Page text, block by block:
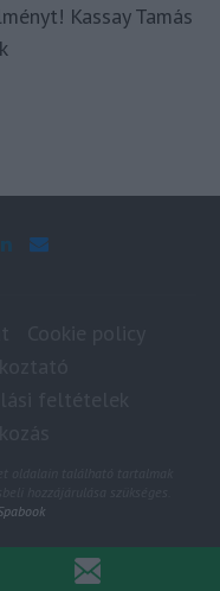
Kassay Tamás
feltételek
hozzájárulása szükséges.
Spabook